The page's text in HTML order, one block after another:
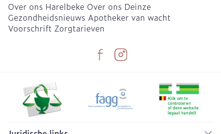
Over ons Harelbeke Over ons Deinze
Gezondheidsnieuws Apotheker van wacht
Voorschrift Zorgtarieven